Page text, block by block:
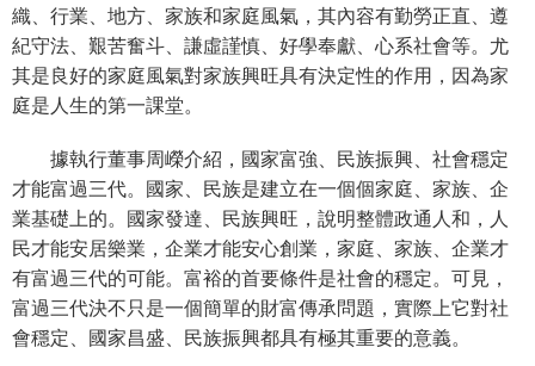
織、行業、地方、家族和家庭風氣，其內容有勤勞正直、遵
紀守法、艱苦奮斗、謙虛謹慎、好學奉獻、心系社會等。尤
其是良好的家庭風氣對家族興旺具有決定性的作用，因為家
庭是人生的第一課堂。
據執行董事周嶸介紹，國家富強、民族振興、社會穩定
才能富過三代。國家、民族是建立在一個個家庭、家族、企
業基礎上的。國家發達、民族興旺，說明整體政通人和，人
民才能安居樂業，企業才能安心創業，家庭、家族、企業才
有富過三代的可能。富裕的首要條件是社會的穩定。可見，
富過三代決不只是一個簡單的財富傳承問題，實際上它對社
會穩定、國家昌盛、民族振興都具有極其重要的意義。